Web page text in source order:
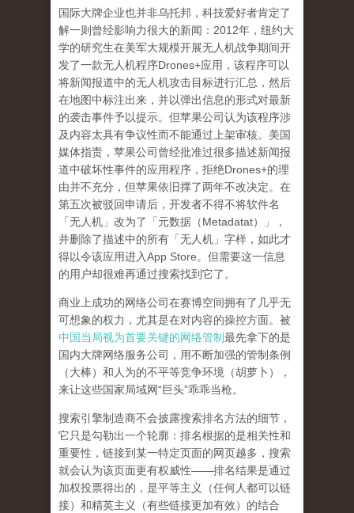
国际大牌企业也并非乌托邦，科技爱好者肯定了
解一则曾经影响力很大的新闻： 2012年，纽约大
学的研究生在美军大规模开展无人机战争期间开
发了一款无人机程序Drones+应用，该程序可以
将新闻报道中的无人机攻击目标进行汇总，然后
在地图中标注出来，并以弹出信息的形式对最新
的袭击事件予以提示。但苹果公司认为该程序涉
及内容太具有争议性而不能通过上架审核。美国
媒体指责，苹果公司曾经批准过很多描述新闻报
道中破坏性事件的应用程序，拒绝Drones+的理
由并不充分，但苹果依旧撑了两年不改决定。在
第五次被驳回申请后，开发者不得不将软件名
「无人机」改为了「元数据（Metadatat）」，
并删除了描述中的所有「无人机」字样，如此才
得以令该应用进入App Store。但需要这一信息
的用户却很难再通过搜索找到它了。
商业上成功的网络公司在赛博空间拥有了几乎无
可想象的权力，尤其是在对内容的操控方面。被
中国当局视为首要关键的网络管制最先拿下的是
国内大牌网络服务公司 ，用不断加强的管制条例
（大棒）和人为的不平等竞争环境（胡萝卜），
来让这些国家局域网“巨头”乖乖当枪。
搜索引擎制造商不会披露搜索排名方法的细节，
它只是勾勒出一个轮廓：排名根据的是相关性和
重要性，链接到某一特定页面的网页越多，搜索
就会认为该页面更有权威性——排名结果是通过
加权投票得出的，是平等主义（任何人都可以链
接）和精英主义（有些链接更加有效）的结合